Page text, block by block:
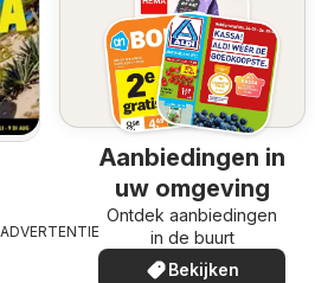
Aanbiedingen in
uw omgeving
Ontdek aanbiedingen
in de buurt
Bekijken
ADVERTENTIE